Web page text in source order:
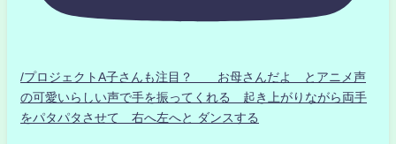
/プロジェクトA子さんも注目？ お母さんだよ とアニメ声
の可愛いらしい声で手を振ってくれる 起き上がりながら両手
をパタパタさせて 右へ左へと ダンスする